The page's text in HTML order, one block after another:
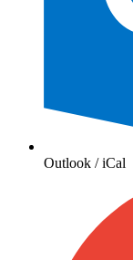
Outlook / iCal